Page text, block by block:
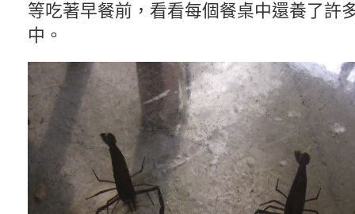
等吃著早餐前，看看每個餐桌中還養了許
中。